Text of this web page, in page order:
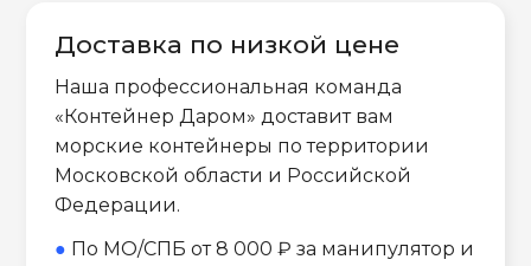
Доставка по низкой цене
Наша профессиональная команда
«Контейнер Даром» доставит вам
морские контейнеры по территории
Московской области и Российской
Федерации.
● По МО/СПБ от 8 000 ₽ за манипулятор и